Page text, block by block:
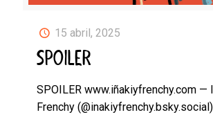
15 abril, 2025
SPOILER
SPOILER www.iñakiyfrenchy.com —
Frenchy